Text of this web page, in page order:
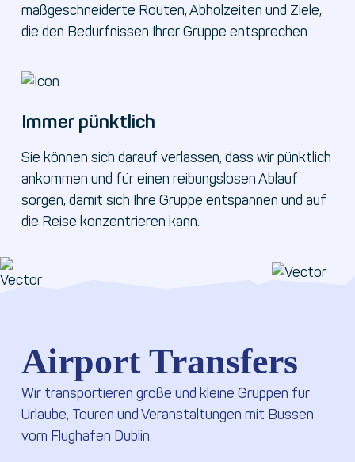
maßgeschneiderte Routen, Abholzeiten und Ziele,
die den Bedürfnissen Ihrer Gruppe entsprechen.
Immer pünktlich
Sie können sich darauf verlassen, dass wir pünktlich
ankommen und für einen reibungslosen Ablauf
sorgen, damit sich Ihre Gruppe entspannen und auf
die Reise konzentrieren kann.
Airport Transfers
Wir transportieren große und kleine Gruppen für
Urlaube, Touren und Veranstaltungen mit Bussen
vom Flughafen Dublin.